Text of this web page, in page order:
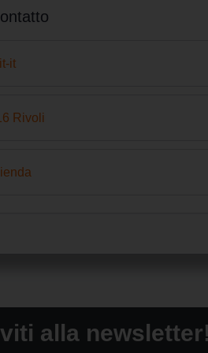
it
Rivoli
alla